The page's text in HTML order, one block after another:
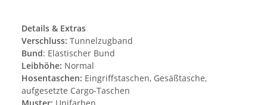
Details & Extras
Verschluss: Tunnelzugband
Bund: Elastischer Bund
Leibhöhe: Normal
Hosentaschen: Eingriffstaschen, Gesäßtasche,
aufgesetzte Cargo-Taschen